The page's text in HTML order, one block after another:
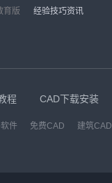
育版
经验技巧资讯
程 CAD下载安装
件 免费CAD 建筑CAD